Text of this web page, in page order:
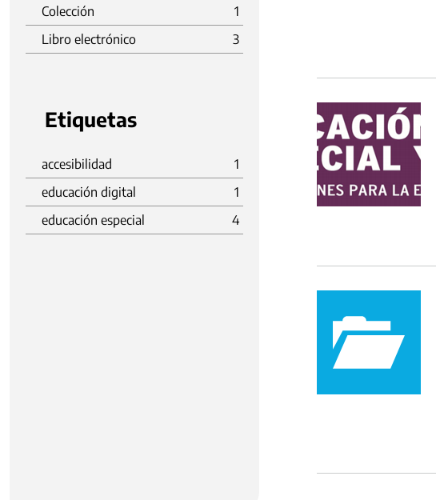
Colección
1
Libro electrónico
3
Etiquetas
accesibilidad
1
educación digital
1
educación especial
4